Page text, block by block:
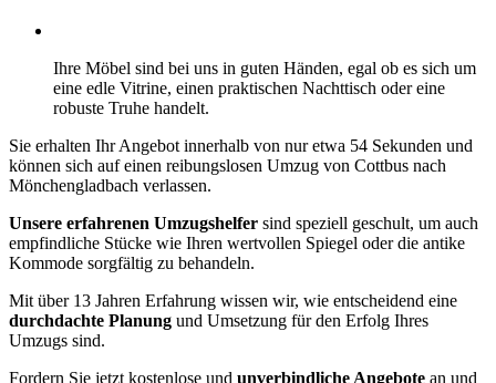
Ihre Möbel sind bei uns in guten Händen, egal ob es sich um
eine edle Vitrine, einen praktischen Nachttisch oder eine
robuste Truhe handelt.
Sie erhalten Ihr Angebot innerhalb von nur etwa 54 Sekunden und
können sich auf einen reibungslosen Umzug von Cottbus nach
Mönchengladbach verlassen.
Unsere erfahrenen Umzugshelfer sind speziell geschult, um auch
empfindliche Stücke wie Ihren wertvollen Spiegel oder die antike
Kommode sorgfältig zu behandeln.
Mit über 13 Jahren Erfahrung wissen wir, wie entscheidend eine
durchdachte Planung und Umsetzung für den Erfolg Ihres
Umzugs sind.
Fordern Sie jetzt kostenlose und unverbindliche Angebote an und